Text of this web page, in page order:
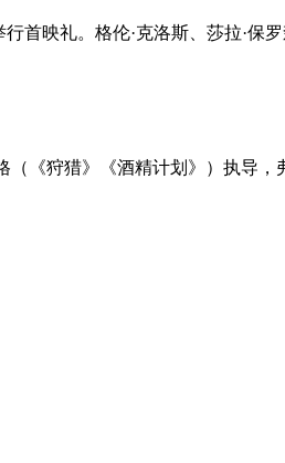
首映礼。格伦·克洛斯、莎拉·保
《狩猎》《酒精计划》）执导